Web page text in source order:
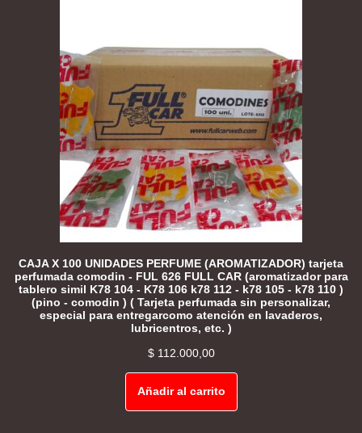
CAJA X 100 UNIDADES PERFUME (AROMATIZADOR) tarjeta
perfumada comodin - FUL 626 FULL CAR (aromatizador para
tablero simil K78 104 - K78 106 k78 112 - k78 105 - k78 110 )
(pino - comodin ) ( Tarjeta perfumada sin personalizar,
especial para entregarcomo atención en lavaderos,
lubricentros, etc. )
$112.000,00
Añadir al carrito